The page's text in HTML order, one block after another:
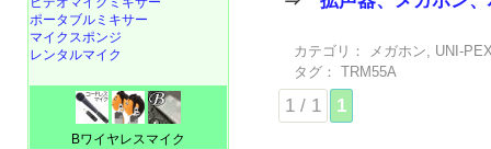
カテゴリ： メガホン, UNI-
タグ：
TRM55A
1 / 1 1
ポータブルミキサー
マイクスポンジ
レンタルマイク
Bワイヤレスマイク